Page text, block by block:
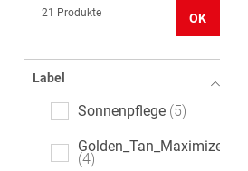
21 Produkte OK
Label
Sonnenpflege 5
Golden_Tan_Maximizer
4